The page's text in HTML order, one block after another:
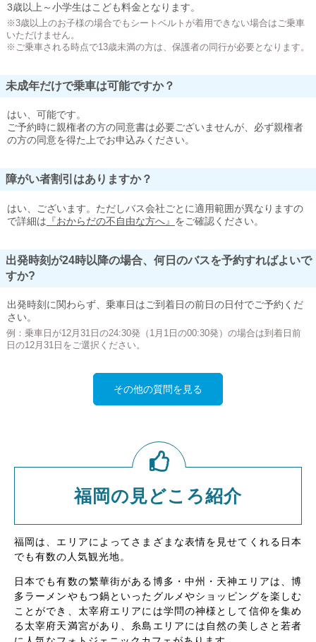
3歳以上～小学生はこども料金となります。
※3歳以上のお子様の場合でもシートベルトが着用できない場合はご乗車
いただけません。
※ご乗車される時点で13歳未満の方は、保護者の同行が必要となります。
未成年だけで乗車は可能ですか？
はい、可能です。
ご予約時に親権者の方の同意書は必要ございませんが、必ず親権者
の方の同意を得た上でお申込みください。
障がい者割引はありますか？
はい、ございます。ただしバス会社ごとに適用範囲が異なりますの
で詳細は 『おからだの不自由な方へ』 をご確認ください。
出発時刻が24時以降の場合、何日のバスを予約すればよいで
すか?
出発時刻に関わらず、乗車日はご到着日の前日の日付でご予約くだ
さい。
例：乗車日が12月31日の24:30発（1月1日の00:30発）の場合は到着日前
日の12月31日をご選択ください。
その他の質問を見る
福岡の見どころ紹介
福岡は、エリアによってさまざまな表情を見せてくれる日本
でも有数の人気観光地。
日本でも有数の繁華街がある博多・中州・天神エリアは、博
多ラーメンやもつ鍋といったグルメやショッピングを楽しむ
ことができ、太宰府エリアには学問の神様として信仰を集め
る太宰府天満宮があり、糸島エリアには自然の美しさと若者